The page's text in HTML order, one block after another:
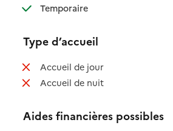
Temporaire: disponible
Type d’accueil
Accueil de jour: non disponible
Accueil de nuit: non disponible
Aides financières possibles